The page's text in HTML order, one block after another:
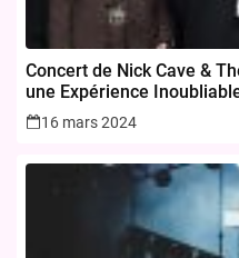
Concert de Nick Cave &
une Expérience
novembre 2024
16 mars 2024